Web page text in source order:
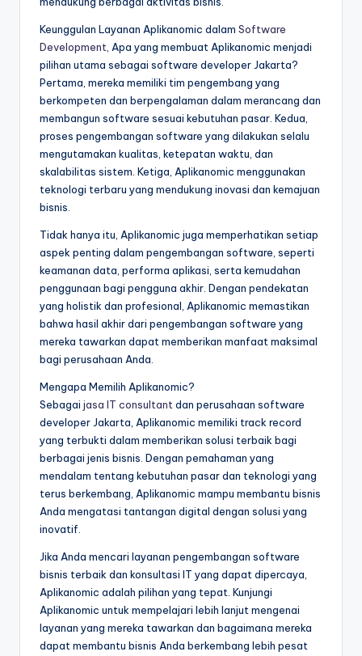
Keunggulan Layanan Aplikanomic dalam Software
Development , Apa yang membuat Aplikanomic menjadi
pilihan utama sebagai software developer Jakarta?
Pertama, mereka memiliki tim pengembang yang
berkompeten dan berpengalaman dalam merancang dan
membangun software sesuai kebutuhan pasar. Kedua,
proses pengembangan software yang dilakukan selalu
mengutamakan kualitas, ketepatan waktu, dan
skalabilitas sistem. Ketiga, Aplikanomic menggunakan
teknologi terbaru yang mendukung inovasi dan kemajuan
bisnis.
Tidak hanya itu, Aplikanomic juga memperhatikan setiap
aspek penting dalam pengembangan software, seperti
keamanan data, performa aplikasi, serta kemudahan
penggunaan bagi pengguna akhir. Dengan pendekatan
yang holistik dan profesional, Aplikanomic memastikan
bahwa hasil akhir dari pengembangan software yang
mereka tawarkan dapat memberikan manfaat maksimal
bagi perusahaan Anda.
Mengapa Memilih Aplikanomic?
Sebagai jasa IT consultant dan perusahaan software
developer Jakarta, Aplikanomic memiliki track record
yang terbukti dalam memberikan solusi terbaik bagi
berbagai jenis bisnis. Dengan pemahaman yang
mendalam tentang kebutuhan pasar dan teknologi yang
terus berkembang, Aplikanomic mampu membantu bisnis
Anda mengatasi tantangan digital dengan solusi yang
inovatif.
Jika Anda mencari layanan pengembangan software
bisnis terbaik dan konsultasi IT yang dapat dipercaya,
Aplikanomic adalah pilihan yang tepat. Kunjungi
Aplikanomic untuk mempelajari lebih lanjut mengenai
layanan yang mereka tawarkan dan bagaimana mereka
dapat membantu bisnis Anda berkembang lebih pesat